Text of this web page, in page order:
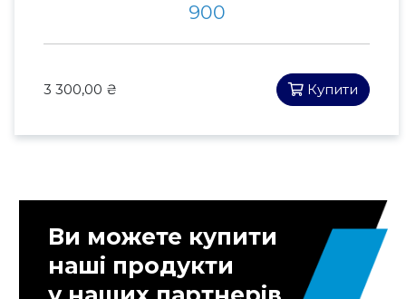
900
3 300,00 ₴ Купити
Ви можете купити
наші продукти